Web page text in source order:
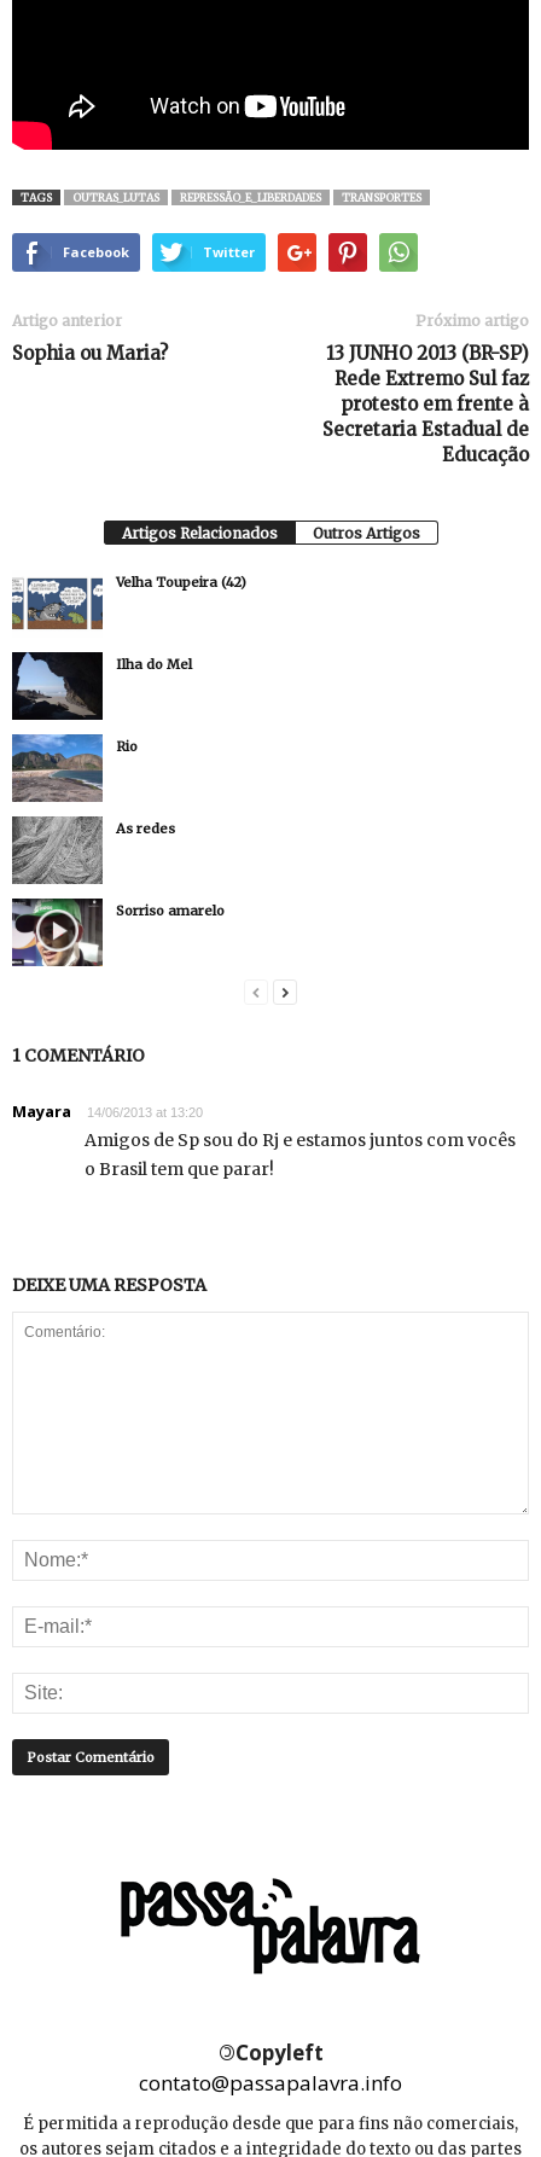
TAGS OUTRAS_LUTAS REPRESSÃO_E_LIBERDADES TRANSPORTES
Facebook Twitter
Artigo anterior
Sophia ou Maria?
Próximo artigo
13 JUNHO 2013 (BR-SP)
Rede Extremo Sul faz
protesto em frente à
Secretaria Estadual de
Educação
Artigos Relacionados Outros Artigos
Velha Toupeira (42)
Ilha do Mel
Rio
As redes
Sorriso amarelo
1 COMENTÁRIO
Mayara 14/06/2013 at 13:20
Amigos de Sp sou do Rj e estamos juntos com vocês
o Brasil tem que parar!
DEIXE UMA RESPOSTA
©Copyleft
contato@passapalavra.info
É permitida a reprodução desde que para fins não comerciais,
os autores sejam citados e a integridade do texto ou das partes